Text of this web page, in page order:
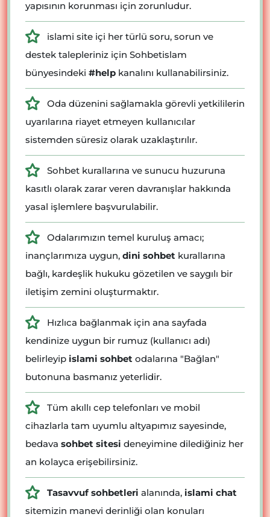
yapısının korunması için zorunludur.
islami site içi her türlü soru, sorun ve
destek talepleriniz için Sohbetislam
bünyesindeki #help kanalını kullanabilirsiniz.
Oda düzenini sağlamakla görevli yetkililerin
uyarılarına riayet etmeyen kullanıcılar
sistemden süresiz olarak uzaklaştırılır.
Sohbet kurallarına ve sunucu huzuruna
kasıtlı olarak zarar veren davranışlar hakkında
yasal işlemlere başvurulabilir.
Odalarımızın temel kuruluş amacı;
inançlarımıza uygun, dini sohbet kurallarına
bağlı, kardeşlik hukuku gözetilen ve saygılı bir
iletişim zemini oluşturmaktır.
Hızlıca bağlanmak için ana sayfada
kendinize uygun bir rumuz (kullanıcı adı)
belirleyip islami sohbet odalarına "Bağlan"
butonuna basmanız yeterlidir.
Tüm akıllı cep telefonları ve mobil
cihazlarla tam uyumlu altyapımız sayesinde,
bedava sohbet sitesi deneyimine dilediğiniz her
an kolayca erişebilirsiniz.
Tasavvuf sohbetleri alanında, islami chat
sitemizin manevi derinliği olan konuları